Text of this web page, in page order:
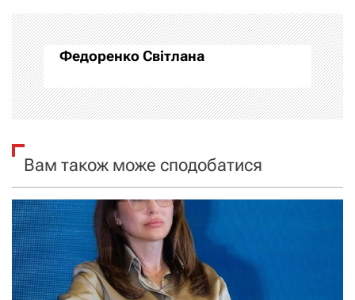
а
ц
і
я
з
а
п
и
с
Федоренко Світлана
Вам також може сподобатися